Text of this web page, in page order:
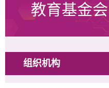
教育基金会
组织机构